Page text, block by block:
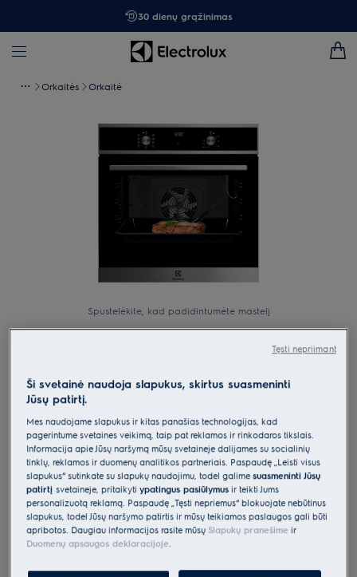
30 dienų grąžinimas
Orkaitės Orkaitė
Spustelėkite, kad padidintumėte mastelį
EOE5F71X
Orkaitė 700 serija „SenseCook“ su
maisto termometru
0 (0)
Gaminio informacijos lapas
Pagrindiniai privalumai
600 serijos „SenseCook®“ orkaitė su maisto termometru tiksliai gamina
iki tobulumo.
Mūsų maisto termometras išmatuoja temperatūrą patiekalo viduje,
kad rezultatai būtų patikimi.
Nustatykite tikslų gaminimo laiką naudodami LED laikmačio ekraną.
Ši svetainė naudoja slapukus, skirtus suasmeninti
Jūsų patirtį.
Mes naudojame slapukus ir kitas panašias technologijas, kad
pagerintume svetainės veikimą, taip pat reklamos ir rinkodaros tikslais.
Informacija apie Jūsų naršymą mūsų svetainėje dalijamės su socialinių
tinklų, reklamos ir duomenų analitikos partneriais. Paspaudę „Leisti visus
slapukus“ sutinkate su slapukų naudojimu, todėl galimesuasmeninti Jūsų
patirtįsvetainėje, pritaikytiypatingus pasiūlymus ir teikti Jums
personalizuotą reklamą. Paspaudę „Tęsti nepriėmus“ blokuojate nebūtinus
slapukus, todėl Jūsų naršymo patirtis ir mūsų teikiamos paslaugos gali būti
apribotos. Daugiau informacijos rasite mūsų Slapukų pranešime ir
Duomenų apsaugos deklaracijoje.
Tęsti nepriimant